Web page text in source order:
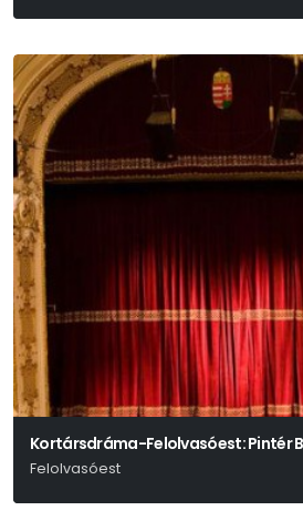
Kortársdráma-Felolvasóest: Pintér
Felolvasóest